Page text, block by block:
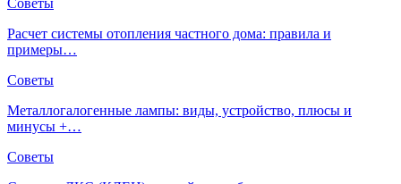
Советы
Расчет системы отопления частного дома: правила и
примеры…
Советы
Металлогалогенные лампы: виды, устройство, плюсы и
минусы +…
Советы